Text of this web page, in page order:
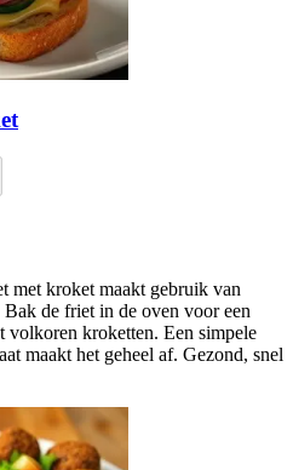
met kroket maakt gebruik van
de friet in de oven voor een
volkoren kroketten. Een simpele
maakt het geheel af. Gezond, snel